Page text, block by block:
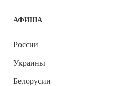
АФИША
России
Украины
Белорусии